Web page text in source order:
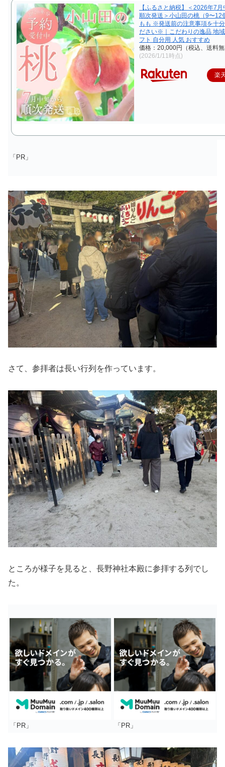
【ふるさと納税】＜2026年7
順次発送＞小山田の桃（9〜12
もも ※発送前の注意事項を十
ださい※｜こだわりの逸品 地
フト 自分用 人気 おすすめ
価格：20,000円（税込、送料
(2026/1/11時点)
楽
「PR」
さて、参拝者は長い行列を作っています。
ところが様子を見ると、長野神社本殿に参拝する列でし
た。
「PR」 「PR」